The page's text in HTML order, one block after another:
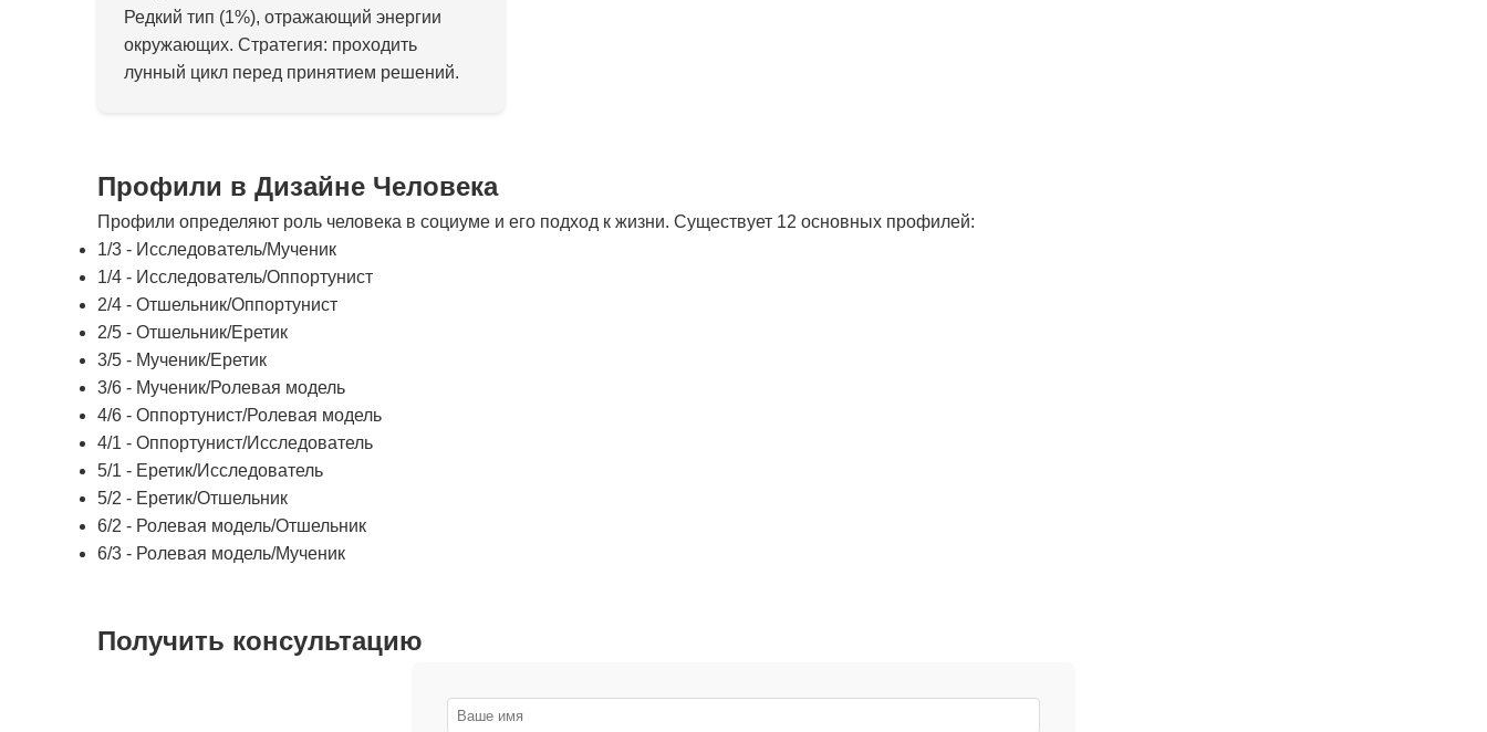
Редкий тип (1%), отражающий энергии
окружающих. Стратегия: проходить
лунный цикл перед принятием решений.
Профили в Дизайне Человека
Профили определяют роль человека в социуме и его подход к жизни. Существует 12 основных профилей:
1/3 - Исследователь/Мученик
1/4 - Исследователь/Оппортунист
2/4 - Отшельник/Оппортунист
2/5 - Отшельник/Еретик
3/5 - Мученик/Еретик
3/6 - Мученик/Ролевая модель
4/6 - Оппортунист/Ролевая модель
4/1 - Оппортунист/Исследователь
5/1 - Еретик/Исследователь
5/2 - Еретик/Отшельник
6/2 - Ролевая модель/Отшельник
6/3 - Ролевая модель/Мученик
Получить консультацию